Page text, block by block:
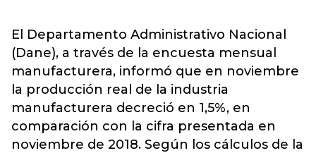
El Departamento Administrativo Nacional
(Dane), a través de la encuesta mensual
manufacturera, informó que en noviembre
la producción real de la industria
manufacturera decreció en 1,5%, en
comparación con la cifra presentada en
noviembre de 2018. Según los cálculos de la